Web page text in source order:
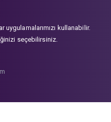
uygulamalarımızı kullanabilir.
seçebilirsiniz.